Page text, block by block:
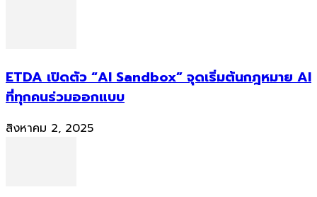
ETDA เปิดตัว “AI Sandbox” จุดเริ่มต้นกฎหมาย AI
ที่ทุกคนร่วมออกแบบ
สิงหาคม 2, 2025